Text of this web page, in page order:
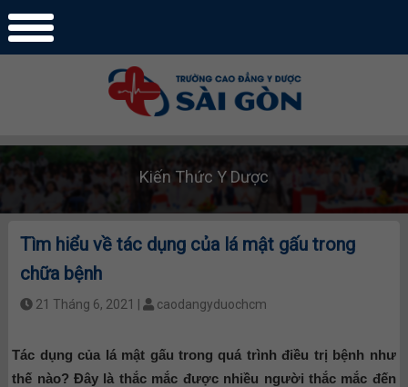
Kiến Thức Y Dược
Tìm hiểu về tác dụng của lá mật gấu trong
chữa bệnh
21 Tháng 6, 2021 | caodangyduochcm
Tác dụng của lá mật gấu trong quá trình điều trị bệnh như
thế nào? Đây là thắc mắc được nhiều người thắc mắc đến